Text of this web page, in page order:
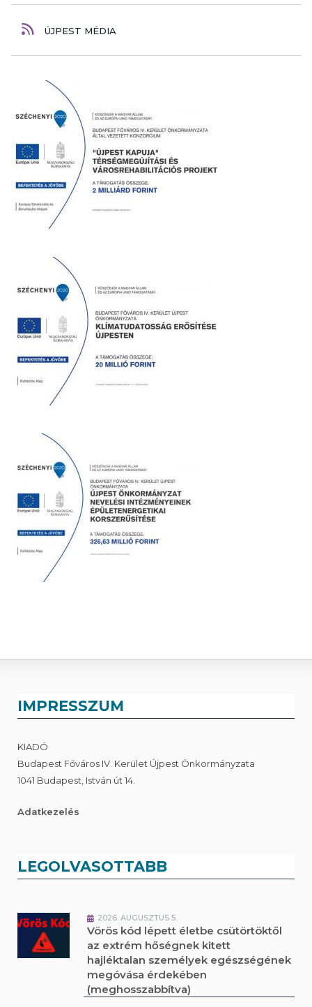
ÚJPEST MÉDIA
IMPRESSZUM
KIADÓ
Budapest Főváros IV. Kerület Újpest Önkormányzata
1041 Budapest, István út 14.
Adatkezelés
LEGOLVASOTTABB
2026. AUGUSZTUS 5.
Vörös kód lépett életbe csütörtöktől
az extrém hőségnek kitett
hajléktalan személyek egészségének
megóvása érdekében
(meghosszabbítva)